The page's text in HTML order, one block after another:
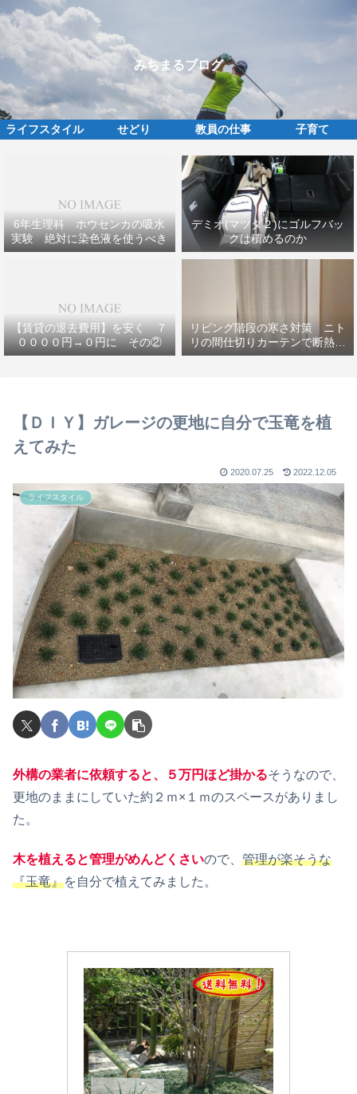
みちまるブログ
ライフスタイル せどり 教員の仕事 子育て
6年生理科 ホウセンカの吸水
実験 絶対に染色液を使うべき
デミオ(マツダ２)にゴルフバッ
クは積めるのか
【賃貸の退去費用】を安く ７
００００円→０円に その②
リビング階段の寒さ対策 ニト
リの間仕切りカーテンで断熱効
果ＵＰ
【ＤＩＹ】ガレージの更地に自分で玉竜を植
えてみた
2020.07.25 2022.12.05
ライフスタイル
外構の業者に依頼すると、５万円ほど掛かるそうなので、
更地のままにしていた約２ｍ×１ｍのスペースがありまし
た。
木を植えると管理がめんどくさいので、 管理が楽そうな
『玉竜』を自分で植えてみました。